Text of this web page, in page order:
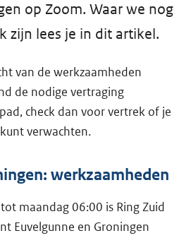
op Zoom. Waar we nog
zijn lees je in dit artikel.
van de werkzaamheden
de nodige vertraging
check dan voor vertrek of je
kunt verwachten.
werkzaamheden
maandag 06:00 is Ring Zuid
Euvelgunne en Groningen